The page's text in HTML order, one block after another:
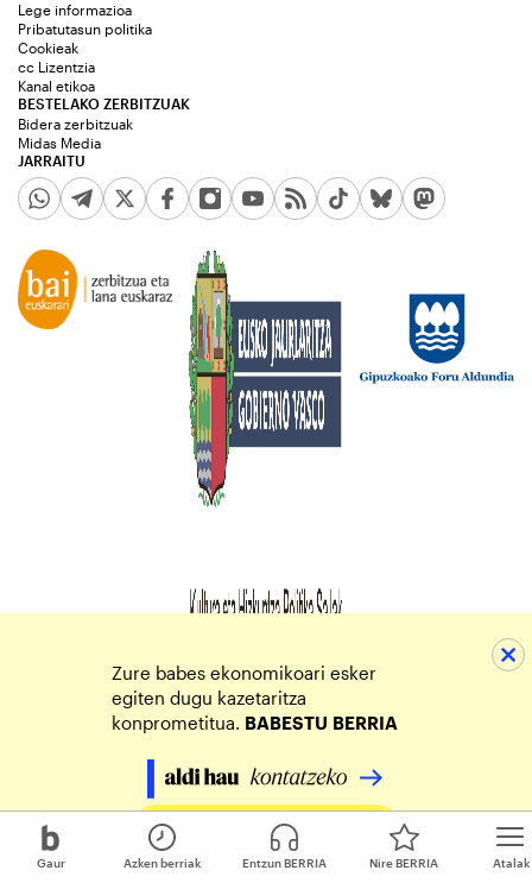
Gaur Atalak
Azken berriak Entzun BERRIA Nire BERRIA
JARRAITU
Lege informazioa
Pribatutasun politika
Cookieak
cc Lizentzia
Kanal etikoa
BESTELAKO ZERBITZUAK
Bidera zerbitzuak
Midas Media
Zure babes ekonomikoari esker
egiten dugu kazetaritza
konprometitua. BABESTU BERRIA
Egin zure ekarpena